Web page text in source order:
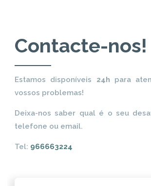
Contacte-nos!
Estamos disponíveis 24h para
vossos problemas!
Deixa-nos saber qual é o seu
telefone ou email.
Tel: 966663224